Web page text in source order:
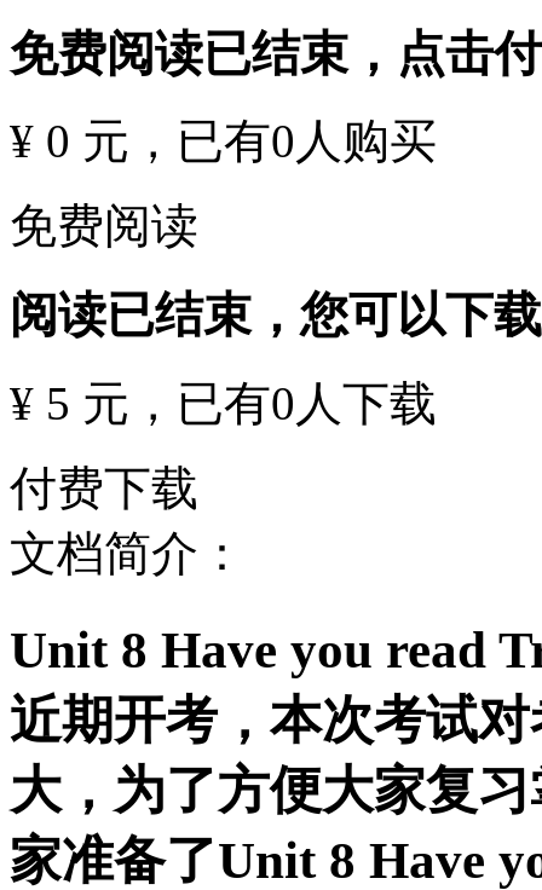
免费阅读已结束，点击
¥ 0 元 ，已有0 人购买
免费阅读
阅读已结束，您可以下
¥ 5 元 ，已有0 人下载
付费下载
文档简介：
Unit 8 Have you read
近期开考，本次考试
大，为了方便大家复
家准备了Unit 8 Have